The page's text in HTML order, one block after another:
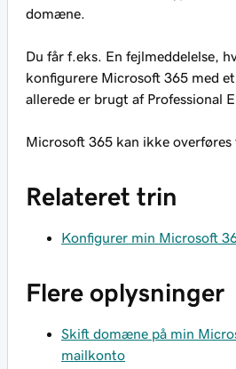
domæne.
Du får f.eks. En fejlmeddelelse,
konfigurere Microsoft 365 med
allerede er brugt af Professional
Microsoft 365 kan ikke overføres
Relateret trin
Konfigurer min Microsoft
Flere oplysninger
Skift domæne på min
mailkonto